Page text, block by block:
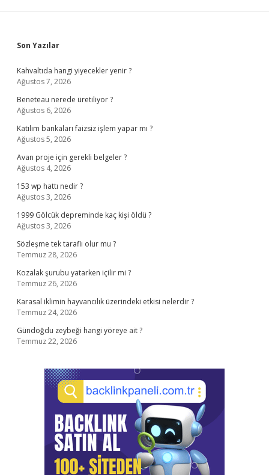
Sidebar
Son Yazılar
Kahvaltıda hangi yiyecekler yenir ?
Ağustos 7, 2026
Beneteau nerede üretiliyor ?
Ağustos 6, 2026
Katılım bankaları faizsiz işlem yapar mı ?
Ağustos 5, 2026
Avan proje için gerekli belgeler ?
Ağustos 4, 2026
153 wp hattı nedir ?
Ağustos 3, 2026
1999 Gölcük depreminde kaç kişi öldü ?
Ağustos 3, 2026
Sözleşme tek taraflı olur mu ?
Temmuz 28, 2026
Kozalak şurubu yatarken içilir mi ?
Temmuz 26, 2026
Karasal iklimin hayvancılık üzerindeki etkisi nelerdir ?
Temmuz 24, 2026
Gündoğdu zeybeği hangi yöreye ait ?
Temmuz 22, 2026